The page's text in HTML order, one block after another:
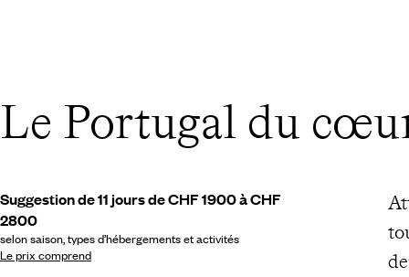
Le Portugal du
Suggestion de 11 jours de CHF 1900 à CHF
2800
selon saison, types d’hébergements et activités
Le prix comprend